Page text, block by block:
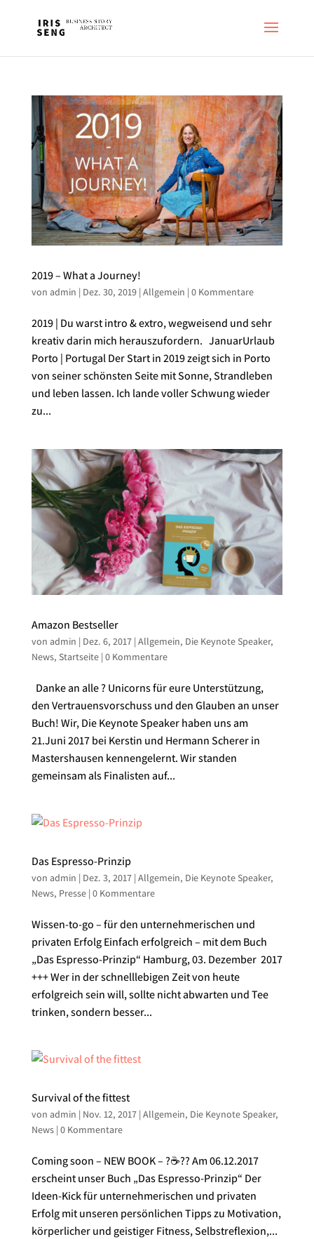
2019 – What a Journey!
von admin | Dez. 30, 2019| Allgemein | 0 Kommentare
2019 | Du warst intro & extro, wegweisend und sehr
kreativ darin mich herauszufordern. JanuarUrlaub
Porto | Portugal Der Start in 2019 zeigt sich in Porto
von seiner schönsten Seite mit Sonne, Strandleben
und leben lassen. Ich lande voller Schwung wieder
zu...
Amazon Bestseller
von admin | Dez. 6, 2017| Allgemein, Die Keynote Speaker,
News, Startseite| 0 Kommentare
Danke an alle ? Unicorns für eure Unterstützung,
den Vertrauensvorschuss und den Glauben an unser
Buch! Wir, Die Keynote Speaker haben uns am
21.Juni 2017 bei Kerstin und Hermann Scherer in
Mastershausen kennengelernt. Wir standen
gemeinsam als Finalisten auf...
Das Espresso-Prinzip
von admin | Dez. 3, 2017| Allgemein, Die Keynote Speaker,
News, Presse| 0 Kommentare
Wissen-to-go – für den unternehmerischen und
privaten Erfolg Einfach erfolgreich – mit dem Buch
„Das Espresso-Prinzip“ Hamburg, 03. Dezember 2017
+++ Wer in der schnelllebigen Zeit von heute
erfolgreich sein will, sollte nicht abwarten und Tee
trinken, sondern besser...
Survival of the fittest
von admin | Nov. 12, 2017| Allgemein, Die Keynote Speaker,
News| 0 Kommentare
Coming soon – NEW BOOK – ?☕️?? Am 06.12.2017
erscheint unser Buch „Das Espresso-Prinzip“ Der
Ideen-Kick für unternehmerischen und privaten
Erfolg mit unseren persönlichen Tipps zu Motivation,
körperlicher und geistiger Fitness, Selbstreflexion,...